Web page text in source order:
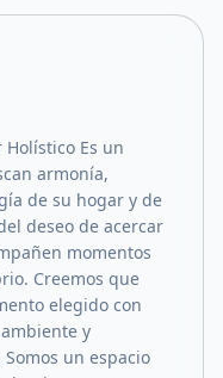
Es un
armonía,
de su hogar y de
deseo de acercar
momentos
Creemos que
elegido con
y
un espacio